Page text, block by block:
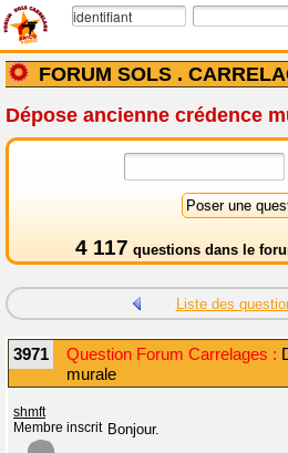
FORUM SOLS .
Dépose ancienne crédence
4 117 questions dans le
Liste des
3971 Question Forum Carrelages :
murale
shmft
Membre inscrit Bonjour.